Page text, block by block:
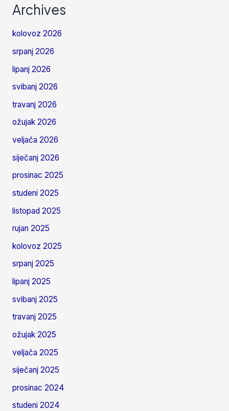
Archives
kolovoz 2026
srpanj 2026
lipanj 2026
svibanj 2026
travanj 2026
ožujak 2026
veljača 2026
siječanj 2026
prosinac 2025
studeni 2025
listopad 2025
rujan 2025
kolovoz 2025
srpanj 2025
lipanj 2025
svibanj 2025
travanj 2025
ožujak 2025
veljača 2025
siječanj 2025
prosinac 2024
studeni 2024